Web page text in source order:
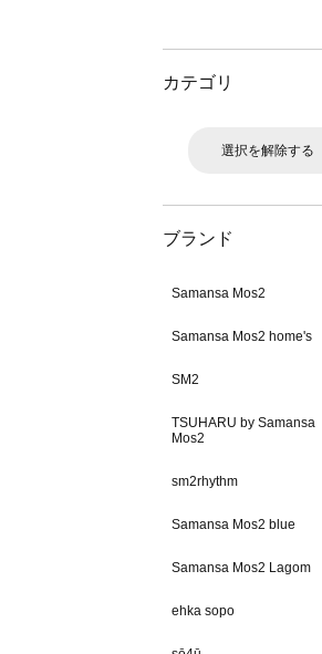
カテゴリ
選択を解除する
ブランド
Samansa Mos2
Samansa Mos2 home's
SM2
TSUHARU by Samansa
Mos2
sm2rhythm
Samansa Mos2 blue
Samansa Mos2 Lagom
ehka sopo